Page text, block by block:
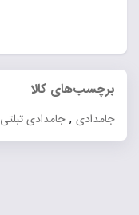
برچسب‌های کالا
جامدادی , جامدادی تبلتی